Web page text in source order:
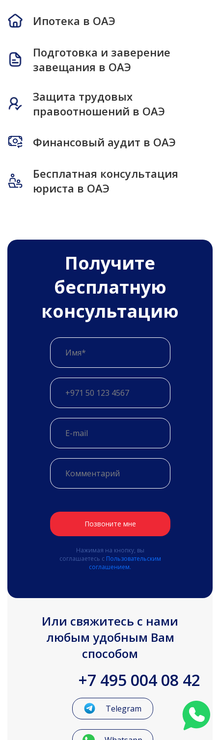
Ипотека в ОАЭ
Подготовка и заверение
завещания в ОАЭ
Защита трудовых
правоотношений в ОАЭ
Финансовый аудит в ОАЭ
Бесплатная консультация
юриста в ОАЭ
Получитe
бесплатную
консультацию
Позвоните мне
Нажимая на кнопку, вы
соглашаетесь с Пользовательским
соглашением.
Или свяжитесь с нами
любым удобным Вам
способом
Telegram
+7 495 004 08 42